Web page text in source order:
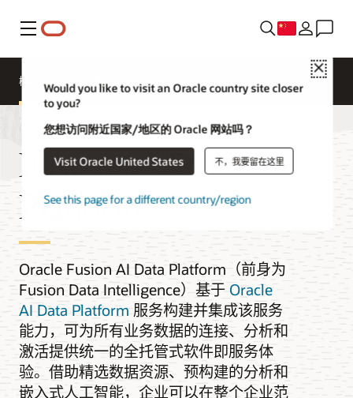
菜单
Close
Would you like to visit an Oracle country site closer
to you?
您想访问附近国家/地区的 Oracle 网站吗？
Visit Oracle United States 不，我要留在这里
See this page for a different country/region
概述 Insight Applications Library
Fusion AI Data
Platform
Oracle Fusion AI Data Platform（前身为
Fusion Data Intelligence）基于 Oracle
AI Data Platform 服务构建并集成该服务
能力，可为所有业务数据的连接、分析和
激活提供统一的全托管式软件即服务体
验。借助精选数据资源、预构建的分析和
嵌入式人工智能，企业可以在整个企业范